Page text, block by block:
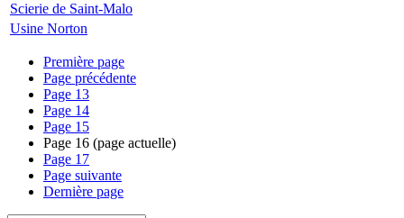
Scierie de Saint-Malo
Usine Norton
Première page
Page précédente
Page 13
Page 14
Page 15
Page 16 (page actuelle)
Page 17
Page suivante
Dernière page